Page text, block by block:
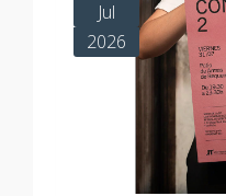
Jul
2026